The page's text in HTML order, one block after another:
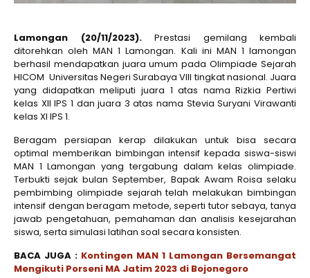
Lamongan (20/11/2023).Prestasi gemilang kembali
ditorehkan oleh MAN 1 Lamongan. Kali ini MAN 1 lamongan
berhasil mendapatkan juara umum pada Olimpiade Sejarah
HICOM Universitas Negeri Surabaya VIII tingkat nasional. Juara
yang didapatkan meliputi juara 1 atas nama Rizkia Pertiwi
kelas XII IPS 1 dan juara 3 atas nama Stevia Suryani Virawanti
kelas XI IPS 1.
Beragam persiapan kerap dilakukan untuk bisa secara
optimal memberikan bimbingan intensif kepada siswa-siswi
MAN 1 Lamongan yang tergabung dalam kelas olimpiade.
Terbukti sejak bulan September, Bapak Awam Roisa selaku
pembimbing olimpiade sejarah telah melakukan bimbingan
intensif dengan beragam metode, seperti tutor sebaya, tanya
jawab pengetahuan, pemahaman dan analisis kesejarahan
siswa, serta simulasi latihan soal secara konsisten.
BACA JUGA : Kontingen MAN 1 Lamongan Bersemangat
Mengikuti Porseni MA Jatim 2023 di Bojonegoro